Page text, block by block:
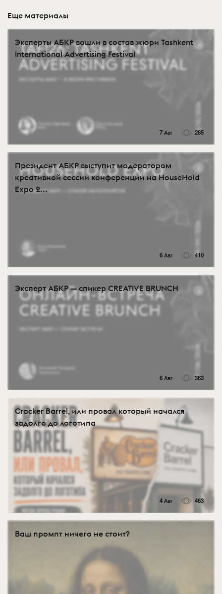
Еще материалы
Эксперты АБКР вошли в состав жюри Tashkent
International Advertising Festival
7 Авг 285
Президент АБКР выступит модератором
креативной сессии конференции на HouseHold
Expo 2...
6 Авг 410
Эксперт АБКР — спикер CREATIVE BRUNCH
6 Авг 363
Cracker Barrel, или провал который начался
задолго до логотипа
4 Авг 463
Ваш промпт ничего не стоит?